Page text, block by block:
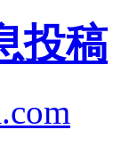
投稿